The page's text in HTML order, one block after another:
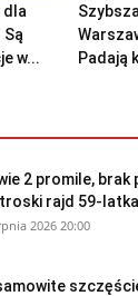
dla
w...
Padają
2 promile, brak
rajd 59-latka
2026 20:00